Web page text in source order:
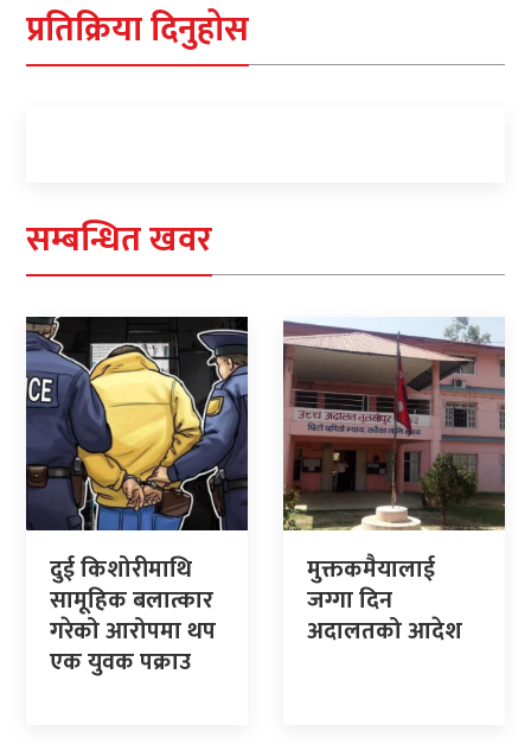
प्रतिक्रिया दिनुहोस
सम्बन्धित खवर
दुई किशोरीमाथि
सामूहिक बलात्कार
गरेको आरोपमा थप
एक युवक पक्राउ
मुक्तकमैयालाई
जग्गा दिन
अदालतको आदेश